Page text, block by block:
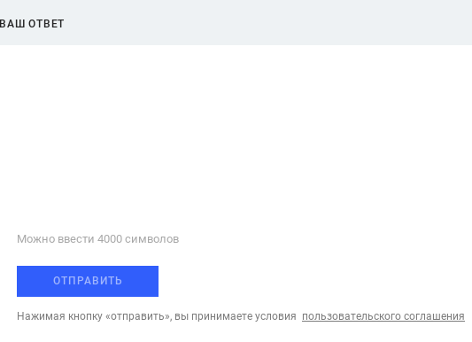
ВАШ ОТВЕТ
Можно ввести 4000 cимволов
ОТПРАВИТЬ
Нажимая кнопку «отправить», вы принимаете условия пользовательского соглашения